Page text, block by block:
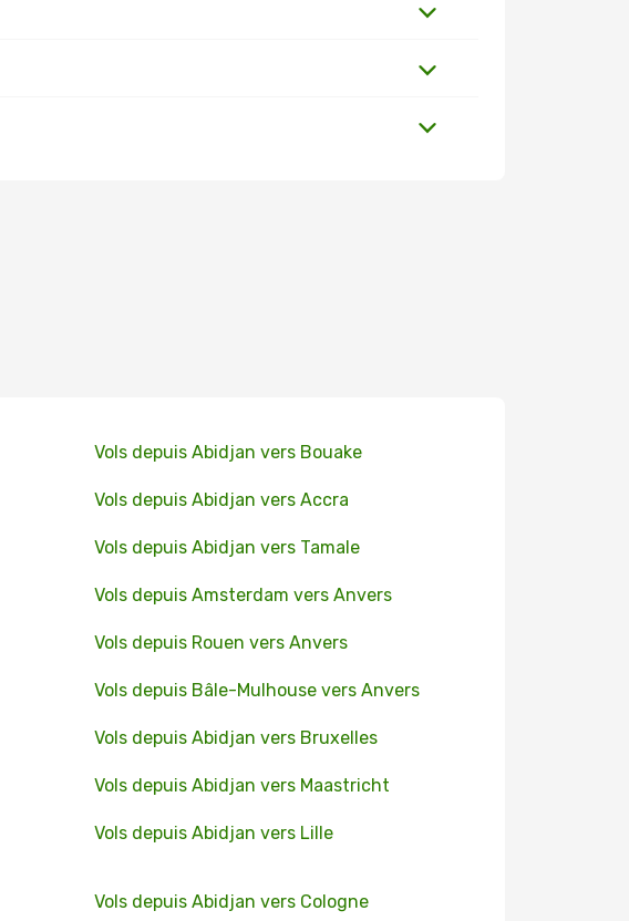
Vols depuis Abidjan vers Bouake
Vols depuis Abidjan vers Accra
Vols depuis Abidjan vers Tamale
Vols depuis Amsterdam vers Anvers
Vols depuis Rouen vers Anvers
Vols depuis Bâle-Mulhouse vers Anvers
Vols depuis Abidjan vers Bruxelles
Vols depuis Abidjan vers Maastricht
Vols depuis Abidjan vers Lille
Vols depuis Abidjan vers Cologne